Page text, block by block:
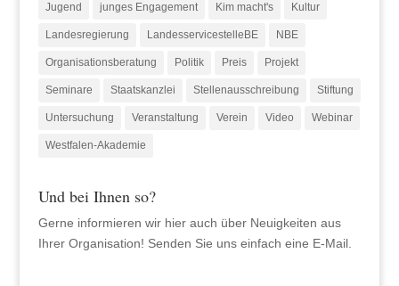
Jugend junges Engagement Kim macht's Kultur
Landesregierung LandesservicestelleBE NBE
Organisationsberatung Politik Preis Projekt
Seminare Staatskanzlei Stellenausschreibung Stiftung
Untersuchung Veranstaltung Verein Video Webinar
Westfalen-Akademie
Und bei Ihnen so?
Gerne informieren wir hier auch über Neuigkeiten aus
Ihrer Organisation! Senden Sie uns einfach eine E-Mail.